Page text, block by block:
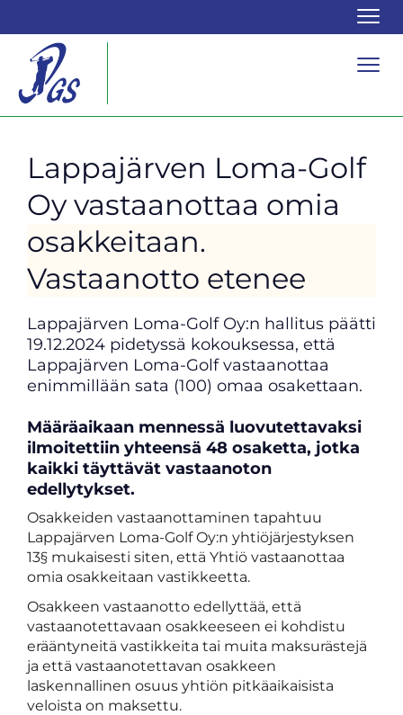
Lappajärven Loma-Golf
Oy vastaanottaa omia
osakkeitaan.
Vastaanotto etenee
Lappajärven Loma-Golf Oy:n hallitus päätti
19.12.2024 pidetyssä kokouksessa, että
Lappajärven Loma-Golf vastaanottaa
enimmillään sata (100) omaa osakettaan.
​​​​​​​Määräaikaan mennessä luovutettavaksi
ilmoitettiin yhteensä 48 osaketta, jotka
kaikki täyttävät vastaanoton
edellytykset.
Osakkeiden vastaanottaminen tapahtuu
Lappajärven Loma-Golf Oy:n yhtiöjärjestyksen
13§ mukaisesti siten, että Yhtiö vastaanottaa
omia osakkeitaan vastikkeetta.
Osakkeen vastaanotto edellyttää, että
vastaanotettavaan osakkeeseen ei kohdistu
erääntyneitä vastikkeita tai muita maksurästejä
ja että vastaanotettavan osakkeen
laskennallinen osuus yhtiön pitkäaikaisista
veloista on maksettu.